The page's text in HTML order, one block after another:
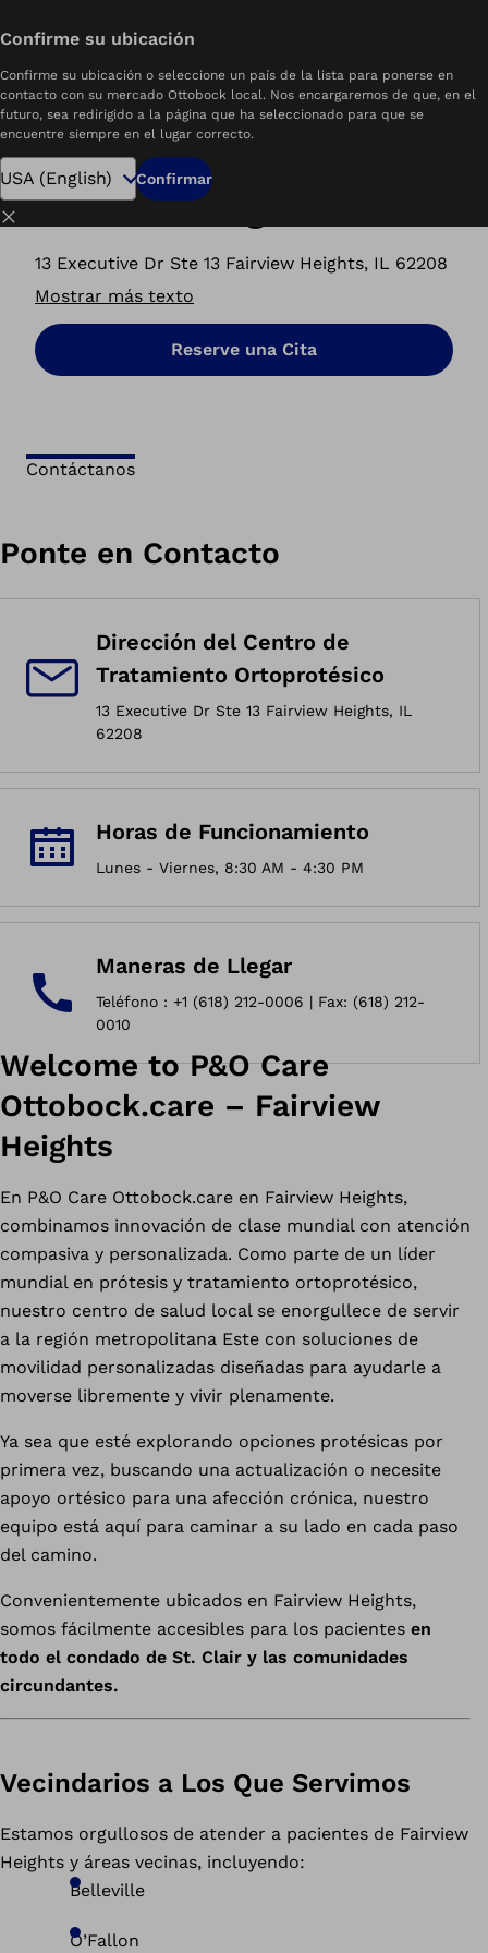
Confirme su ubicación
Confirme su ubicación o seleccione un país de la lista para ponerse en
contacto con su mercado Ottobock local. Nos encargaremos de que, en el
futuro, sea redirigido a la página que ha seleccionado para que se
encuentre siempre en el lugar correcto.
Confirmar
P&O Care Ottobock.care
Fairview Heights, IL
13 Executive Dr Ste 13 Fairview Heights, IL 62208
Mostrar más texto
Reserve una Cita
Contáctanos
Ponte en Contacto
Dirección del Centro de
Tratamiento Ortoprotésico
13 Executive Dr Ste 13 Fairview Heights, IL
62208
Horas de Funcionamiento
Lunes - Viernes, 8:30 AM - 4:30 PM
Maneras de Llegar
Teléfono : +1 (618) 212-0006 | Fax: (618) 212-
0010
Welcome to P&O Care
Ottobock.care – Fairview
Heights
En P&O Care Ottobock.care en Fairview Heights,
combinamos innovación de clase mundial con atención
compasiva y personalizada. Como parte de un líder
mundial en prótesis y tratamiento ortoprotésico,
nuestro centro de salud local se enorgullece de servir
a la región metropolitana Este con soluciones de
movilidad personalizadas diseñadas para ayudarle a
moverse libremente y vivir plenamente.
Ya sea que esté explorando opciones protésicas por
primera vez, buscando una actualización o necesite
apoyo ortésico para una afección crónica, nuestro
equipo está aquí para caminar a su lado en cada paso
del camino.
Convenientemente ubicados en Fairview Heights,
somos fácilmente accesibles para los pacientes en
todo el condado de St. Clair y las comunidades
circundantes.
Vecindarios a Los Que Servimos
Estamos orgullosos de atender a pacientes de Fairview
Heights y áreas vecinas, incluyendo:
Belleville
O’Fallon